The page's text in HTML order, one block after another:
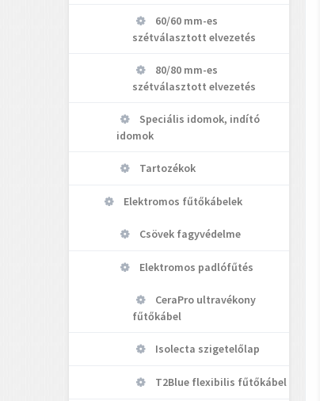
60/60 mm-es
szétválasztott elvezetés
80/80 mm-es
szétválasztott elvezetés
Speciális idomok, indító
idomok
Tartozékok
Elektromos fűtőkábelek
Csövek fagyvédelme
Elektromos padlófűtés
CeraPro ultravékony
fűtőkábel
Isolecta szigetelőlap
T2Blue flexibilis fűtőkábel